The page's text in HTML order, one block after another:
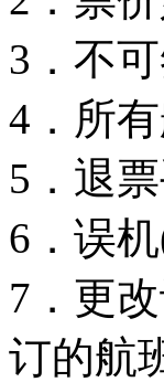
3．不
4．所
5．退
6．误
7．更
订的航